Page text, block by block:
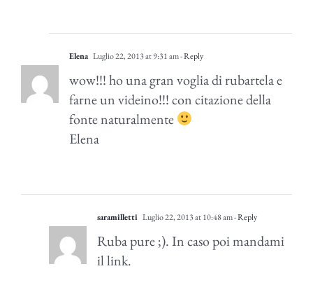
Elena Luglio 22, 2013 at 9:31 am- Reply
wow!!! ho una gran voglia di rubartela e
farne un videino!!! con citazione della
fonte naturalmente
Elena
saramilletti Luglio 22, 2013 at 10:48 am- Reply
Ruba pure ;). In caso poi mandami
il link.